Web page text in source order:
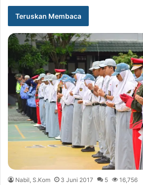
Teruskan Membaca
Nabil, S.Kom 3 Juni 2017 5 16,756